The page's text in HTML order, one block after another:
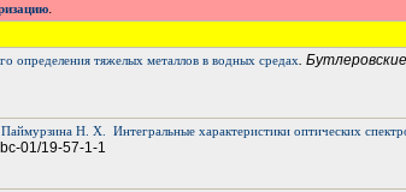
.
определения тяжелых металлов в водных средах.
Паймурзина Н. Х.
Интегральные характеристики оптических
01/19-57-1-1